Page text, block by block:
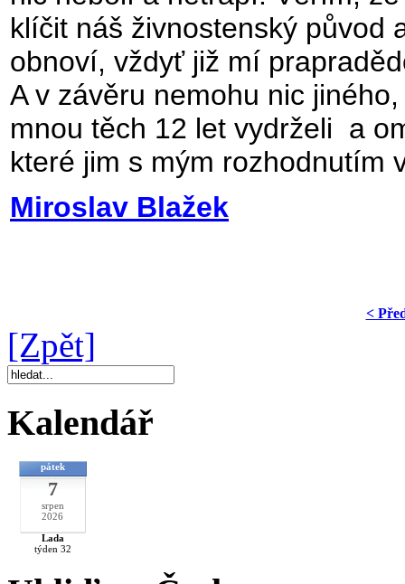
klíčit náš živnostenský původ
obnoví, vždyť již mí
A v závěru nemohu nic
mnou těch 12 let vydrželi a
které jim s mým rozhodnutím
Miroslav Blažek
<
[Zpět]
Kalendář
pátek
7
srpen
2026
Lada
týden 32